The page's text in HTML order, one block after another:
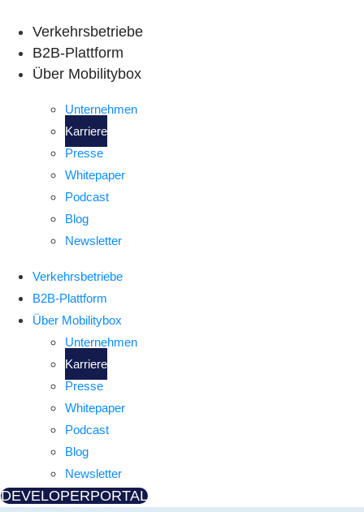
content
Verkehrsbetriebe
B2B-Plattform
Über Mobilitybox
Unternehmen
Karriere
Presse
Whitepaper
Podcast
Blog
Newsletter
Verkehrsbetriebe
B2B-Plattform
Über Mobilitybox
Unternehmen
Karriere
Presse
Whitepaper
Podcast
Blog
Newsletter
DEVELOPERPORTAL